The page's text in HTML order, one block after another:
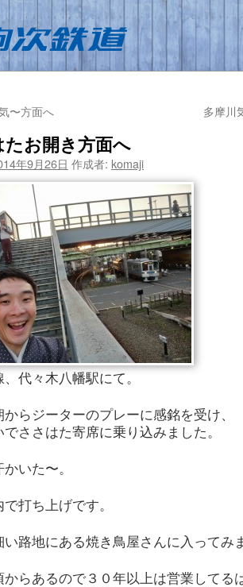
〜方面へ 多摩川
たお開き方面へ
年9月26日 作成者: komaji
代々木八幡駅にて。
らジーターのプレーに感銘を受け、
でささはた寄席に乗り込みました。
いた〜。
打ち上げです。
い路地にある焼き鳥屋さんに入ってみ
からあるので３０年以上は営業してる